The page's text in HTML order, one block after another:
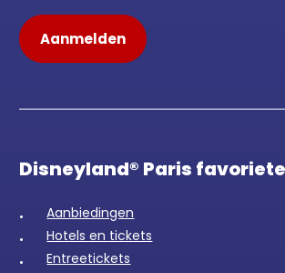
Disneyland® Paris
Aanbiedingen
Hotels en tickets
Entreetickets